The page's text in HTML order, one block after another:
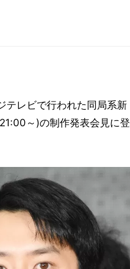
レビで行われた同局系
～)の制作発表会見に